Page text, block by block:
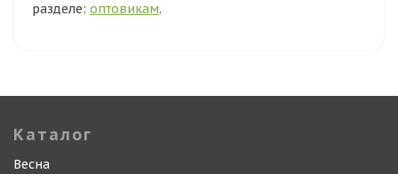
разделе: оптовикам.
Каталог
Весна